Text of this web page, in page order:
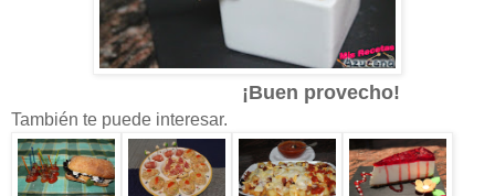
¡Buen provecho!
También te puede interesar.